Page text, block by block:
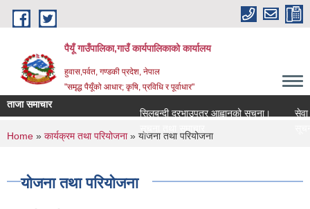
Skip to main content
पैयूँ गाउँपालिका,गाउँ कार्यपालिकाको कार्यालय
हुवास,पर्वत, गण्डकी प्रदेश, नेपाल
"समृद्ध पैयूँको आधार; कृषि, प्रविधि र पूर्वाधार"
ताजा समाचार
सिलबन्दी दरभाउपत्र आह्वानको सूचना।
सूचना तथा समाचार
सेवा
You are here
Home » कार्यक्रम तथा परियोजना» योजना तथा परियोजना
योजना तथा परियोजना